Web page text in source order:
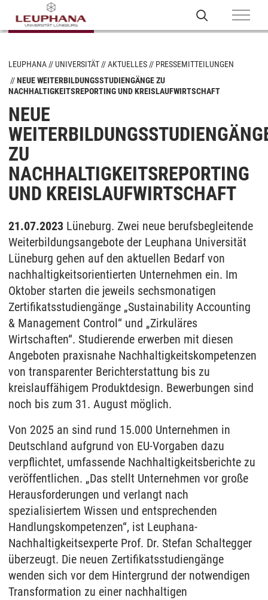
LEUPHANA UNIVERSITÄT AKTUELLES
PRESSEMITTEILUNGEN
NEUE WEITERBILDUNGSSTUDIENGÄNGE ZU
NACHHALTIGKEITSREPORTING UND KREISLAUFWIRTSCHAFT
NEUE
ZU
NACHHALTIGKEITSREPORTING
UND KREISLAUFWIRTSCHAFT
21.07.2023 Lüneburg. Zwei neue berufsbegleitende
Weiterbildungsangebote der Leuphana Universität
Lüneburg gehen auf den aktuellen Bedarf von
nachhaltigkeitsorientierten Unternehmen ein. Im
Oktober starten die jeweils sechsmonatigen
Zertifikatsstudiengänge „Sustainability Accounting
& Management Control“ und „Zirkuläres
Wirtschaften“. Studierende erwerben mit diesen
Angeboten praxisnahe Nachhaltigkeitskompetenzen
von transparenter Berichterstattung bis zu
kreislauffähigem Produktdesign. Bewerbungen sind
noch bis zum 31. August möglich.
Von 2025 an sind rund 15.000 Unternehmen in
Deutschland aufgrund von EU-Vorgaben dazu
verpflichtet, umfassende Nachhaltigkeitsberichte zu
veröffentlichen. „Das stellt Unternehmen vor große
Herausforderungen und verlangt nach
spezialisiertem Wissen und entsprechenden
Handlungskompetenzen“, ist Leuphana-
Nachhaltigkeitsexperte Prof. Dr. Stefan Schaltegger
überzeugt. Die neuen Zertifikatsstudiengänge
wenden sich vor dem Hintergrund der notwendigen
Transformation zu einer nachhaltigen